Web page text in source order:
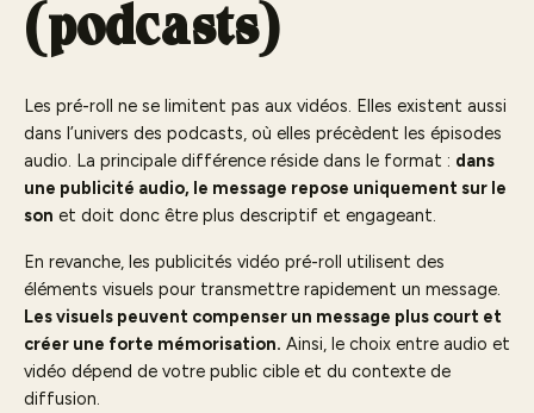
(podcasts)
Les pré-roll ne se limitent pas aux vidéos. Elles existent aussi
dans l’univers des podcasts, où elles précèdent les épisodes
audio. La principale différence réside dans le format : dans
une publicité audio, le message repose uniquement sur le
son et doit donc être plus descriptif et engageant.
En revanche, les publicités vidéo pré-roll utilisent des
éléments visuels pour transmettre rapidement un message.
Les visuels peuvent compenser un message plus court et
créer une forte mémorisation. Ainsi, le choix entre audio et
vidéo dépend de votre public cible et du contexte de
diffusion.